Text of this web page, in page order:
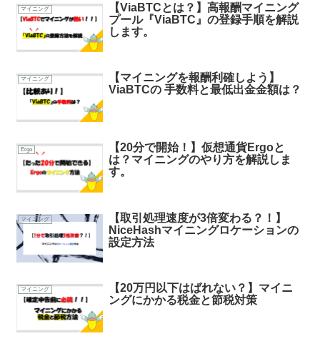
マイニング
【ViaBTCとは？】高報酬マイニング
プール『ViaBTC』の登録手順を解説
します。
マイニング
【マイニングを報酬利確しよう】
ViaBTCの 手数料と最低出金金額は？
Ergo
【20分で開始！】仮想通貨Ergoと
は？マイニングのやり方を解説しま
す。
マイニング
【取引処理速度が3倍変わる？！】
NiceHashマイニングロケーションの
設定方法
マイニング
【20万円以下はばれない？】マイニ
ングにかかる税金と節税対策